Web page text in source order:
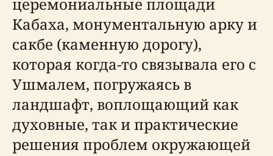
Кабаха, монументальную арку и
сакбе (каменную дорогу),
которая когда-то связывала его с
Ушмалем, погружаясь в
ландшафт, воплощающий как
духовные, так и практические
решения проблем окружающей